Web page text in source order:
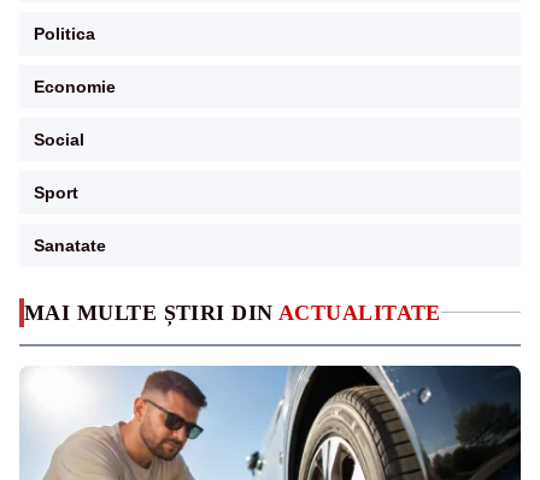
MAI MULTE ȘTIRI DIN ACTUALITATE
Politica
Economie
Social
Sport
Sanatate